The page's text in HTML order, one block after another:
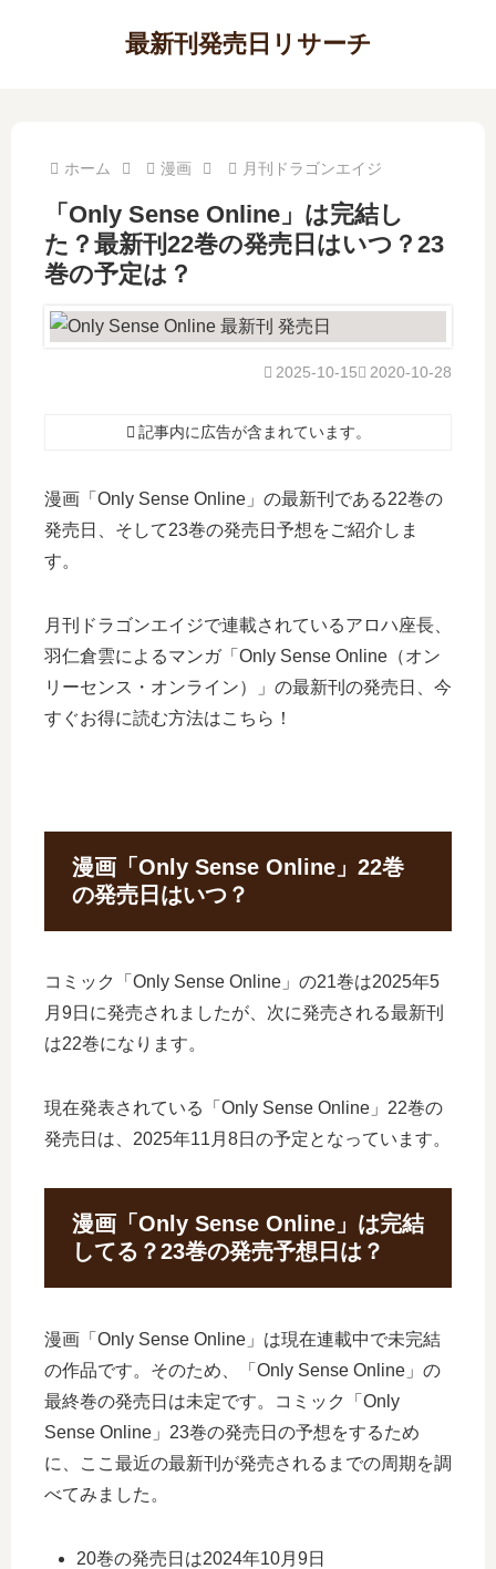
最新刊発売日リサーチ
ホーム 漫画 月刊ドラゴンエイジ
「Only Sense Online」は完結し
た？最新刊22巻の発売日はいつ？23
巻の予定は？
2020-10-28
2025-10-15
記事内に広告が含まれています。
漫画「Only Sense Online」の最新刊である22巻の
発売日、そして23巻の発売日予想をご紹介しま
す。
月刊ドラゴンエイジで連載されているアロハ座長、
羽仁倉雲によるマンガ「Only Sense Online（オン
リーセンス・オンライン）」の最新刊の発売日、今
すぐお得に読む方法はこちら！
漫画「Only Sense Online」22巻
の発売日はいつ？
コミック「Only Sense Online」の21巻は2025年5
月9日に発売されましたが、次に発売される最新刊
は22巻になります。
現在発表されている「Only Sense Online」22巻の
発売日は、2025年11月8日の予定となっています。
漫画「Only Sense Online」は完結
してる？23巻の発売予想日は？
漫画「Only Sense Online」は現在連載中で未完結
の作品です。そのため、「Only Sense Online」の
最終巻の発売日は未定です。コミック「Only
Sense Online」23巻の発売日の予想をするため
に、ここ最近の最新刊が発売されるまでの周期を調
べてみました。
20巻の発売日は2024年10月9日